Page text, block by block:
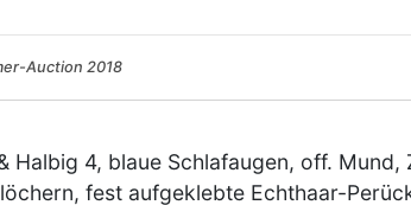
Auction 2018
Halbig 4, blaue Schlafaugen, off. Mund,
fest aufgeklebte Echthaar-